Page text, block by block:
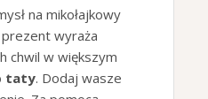
na mikołajkowy
prezent wyraża
chwil w większym
taty. Dodaj wasze